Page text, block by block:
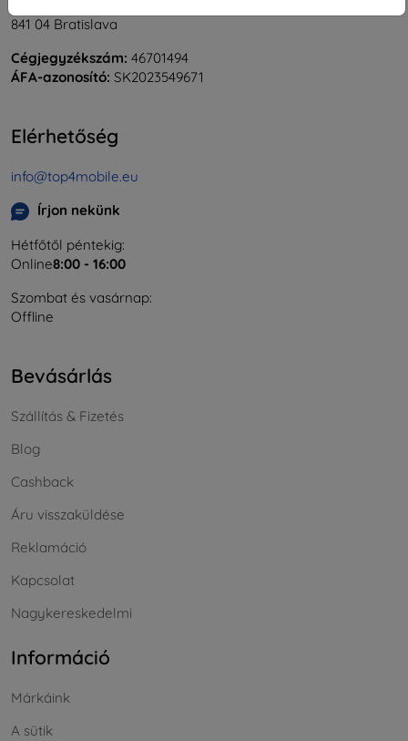
841 04 Bratislava
Cégjegyzékszám: 46701494
ÁFA-azonosító: SK2023549671
Elérhetőség
info@top4mobile.eu
Írjon nekünk
Hétfőtől péntekig:
Online8:00 - 16:00
Szombat és vasárnap:
Offline
Bevásárlás
Szállítás & Fizetés
Blog
Cashback
Áru visszaküldése
Reklamáció
Kapcsolat
Nagykereskedelmi
Információ
Márkáink
A sütik